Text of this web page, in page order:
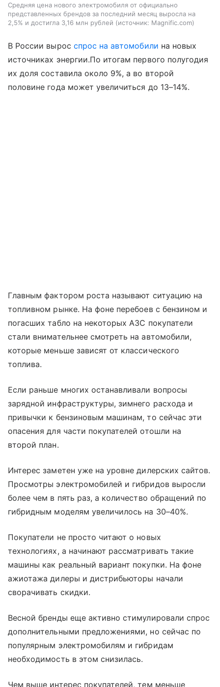
Средняя цена нового электромобиля от официально
представленных брендов за последний месяц выросла на
2,5% и достигла 3,16 млн рублей
источник: Magnific.com
В России вырос спрос на автомобили на новых
источниках энергии.По итогам первого полугодия
их доля составила около 9%, а во второй
половине года может увеличиться до 13–14%.
Главным фактором роста называют ситуацию на
топливном рынке. На фоне перебоев с бензином и
погасших табло на некоторых АЗС покупатели
стали внимательнее смотреть на автомобили,
которые меньше зависят от классического
топлива.
Если раньше многих останавливали вопросы
зарядной инфраструктуры, зимнего расхода и
привычки к бензиновым машинам, то сейчас эти
опасения для части покупателей отошли на
второй план.
Интерес заметен уже на уровне дилерских сайтов.
Просмотры электромобилей и гибридов выросли
более чем в пять раз, а количество обращений по
гибридным моделям увеличилось на 30–40%.
Покупатели не просто читают о новых
технологиях, а начинают рассматривать такие
машины как реальный вариант покупки. На фоне
ажиотажа дилеры и дистрибьюторы начали
сворачивать скидки.
Весной бренды еще активно стимулировали спрос
дополнительными предложениями, но сейчас по
популярным электромобилям и гибридам
необходимость в этом снизилась.
Чем выше интерес покупателей, тем меньше